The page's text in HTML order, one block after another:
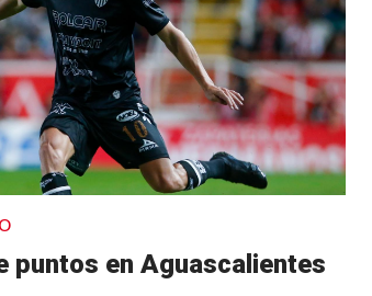
puntos en Aguascalientes